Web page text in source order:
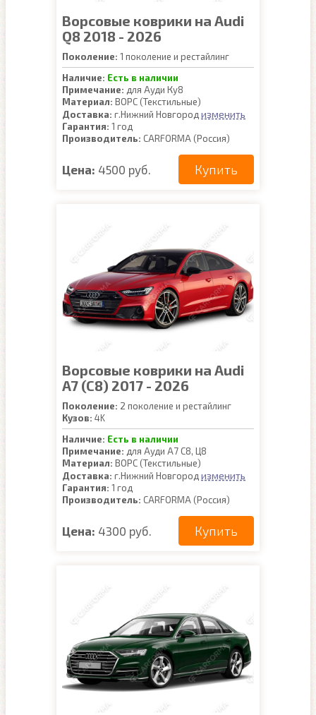
Ворсовые коврики на Audi
Q8 2018 - 2026
Поколение: 1 поколение и рестайлинг
Наличие: Есть в наличии
Примечание: для Ауди Ку8
Материал: ВОРС (Текстильные)
Доставка: г.Нижний Новгород изменить
Гарантия: 1 год
Производитель: CARFORMA (Россия)
Цена: 4500 руб. Купить
Ворсовые коврики на Audi
A7 (C8) 2017 - 2026
Поколение: 2 поколение и рестайлинг
Кузов: 4K
Наличие: Есть в наличии
Примечание: для Ауди А7 С8, Ц8
Материал: ВОРС (Текстильные)
Доставка: г.Нижний Новгород изменить
Гарантия: 1 год
Производитель: CARFORMA (Россия)
Цена: 4300 руб. Купить